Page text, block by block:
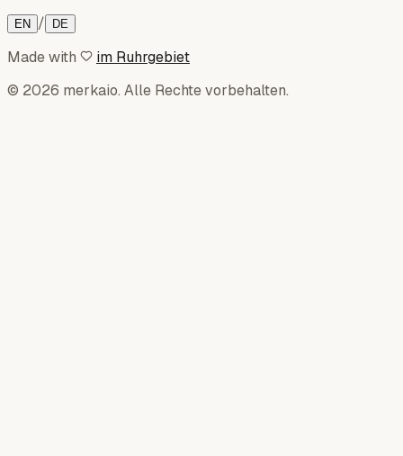
EN / DE
Made with
im Ruhrgebiet
© 2026 merkaio. Alle Rechte vorbehalten.